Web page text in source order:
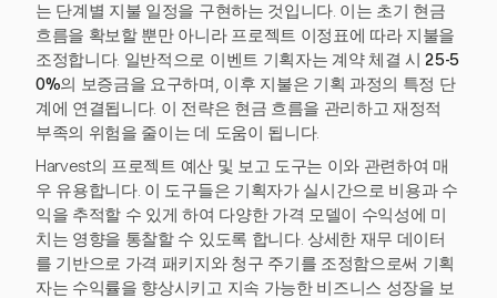
는 단계별 지불 일정을 구현하는 것입니다. 이는 초기 현금
흐름을 확보할 뿐만 아니라 프로젝트 이정표에 따라 지불을
조정합니다. 일반적으로 이벤트 기획자는 계약 체결 시25-5
0%의 보증금을 요구하며, 이후 지불은 기획 과정의 특정 단
계에 연결됩니다. 이 전략은 현금 흐름을 관리하고 재정적
부족의 위험을 줄이는 데 도움이 됩니다.
Harvest의 프로젝트 예산 및 보고 도구는 이와 관련하여 매
우 유용합니다. 이 도구들은 기획자가 실시간으로 비용과 수
익을 추적할 수 있게 하여 다양한 가격 모델이 수익성에 미
치는 영향을 통찰할 수 있도록 합니다. 상세한 재무 데이터
를 기반으로 가격 패키지와 청구 주기를 조정함으로써 기획
자는 수익률을 향상시키고 지속 가능한 비즈니스 성장을 보